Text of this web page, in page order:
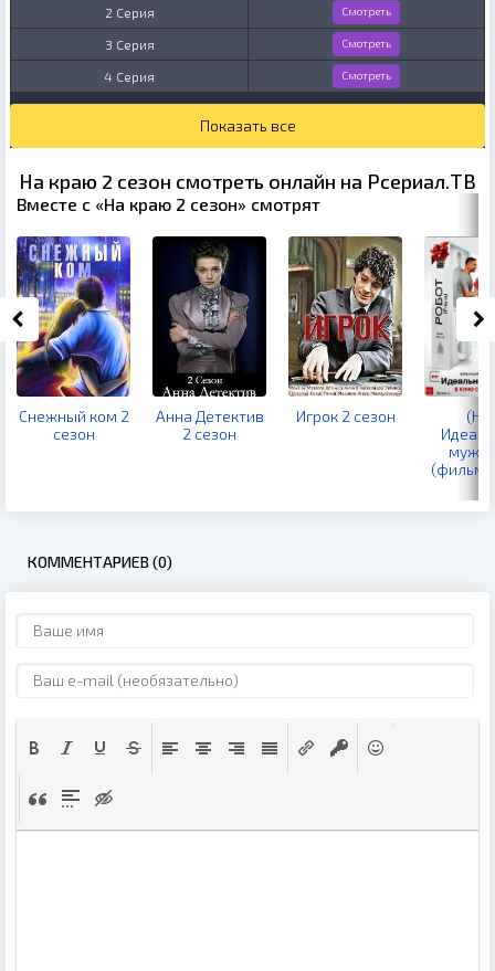
2 Серия Смотреть
3 Серия Смотреть
4 Серия Смотреть
Показать все
На краю 2 сезон смотреть онлайн на Рсериал.ТВ
Вместе с «На краю 2 сезон» смотрят
Снежный ком 2
сезон
Анна Детектив
2 сезон
Игрок 2 сезон
(НЕ)
(фильм
КОММЕНТАРИЕВ (0)